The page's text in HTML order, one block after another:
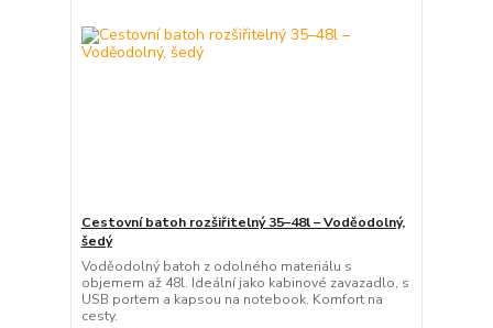
Cestovní batoh rozšiřitelný 35–48l – Voděodolný,
šedý
Voděodolný batoh z odolného materiálu s
objemem až 48l. Ideální jako kabinové zavazadlo, s
USB portem a kapsou na notebook. Komfort na
cesty.